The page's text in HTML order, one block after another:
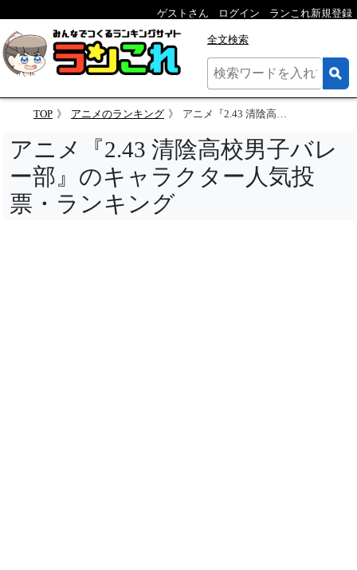
ゲストさん ログイン ランこれ新規登録
全文検索
TOP アニメのランキング アニメ『2.43 清陰高校男子バレー部』のキャラクター人気投票
アニメ『2.43 清陰高校男子バレ
ー部』のキャラクター人気投
票・ランキング